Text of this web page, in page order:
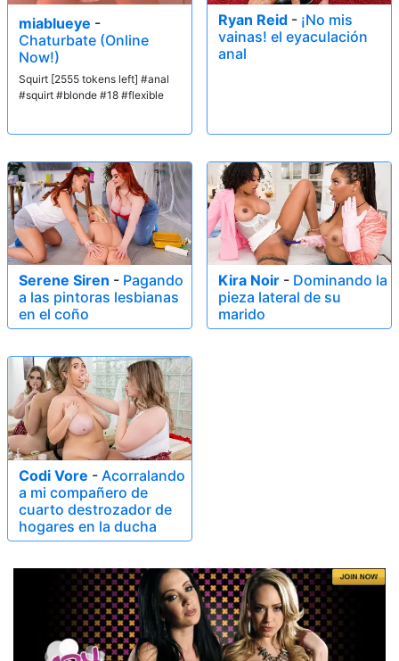
miablueye -
Chaturbate (Online
Now!)
Squirt [2555 tokens left] #anal
#squirt #blonde #18 #flexible
Ryan Reid - ¡No mis
vainas! el eyaculación
anal
Serene Siren - Pagando
a las pintoras lesbianas
en el coño
Kira Noir - Dominando la
pieza lateral de su
marido
Codi Vore - Acorralando
a mi compañero de
cuarto destrozador de
hogares en la ducha